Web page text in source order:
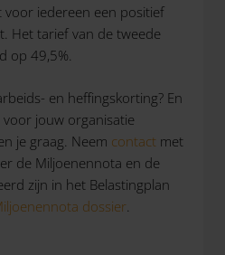
iedereen een positief
Het tarief van de tweede
op 49,5%.
en heffingskorting? En
jouw organisatie
je graag. Neem contact met
de Miljoenennota en de
zijn in het Belastingplan
dossier